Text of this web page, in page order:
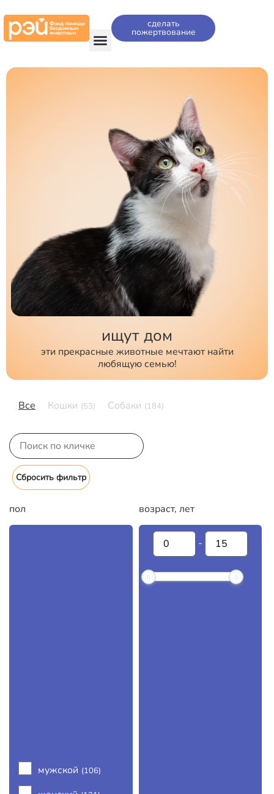
сделать
пожертвование
ищут дом
эти прекрасные животные мечтают найти
любящую семью!
Все Кошки (53) Собаки (184)
пол
мужской (106)
возраст, лет
-